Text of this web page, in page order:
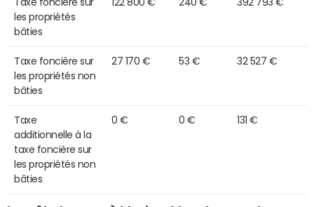
Taxe foncière sur
les propriétés
bâties
122 800 € 240 € 392 793 €
Taxe foncière sur
les propriétés non
bâties
27 170 € 53 € 32 527 €
Taxe
additionnelle à la
taxe foncière sur
les propriétés non
bâties
0 € 0 € 131 €